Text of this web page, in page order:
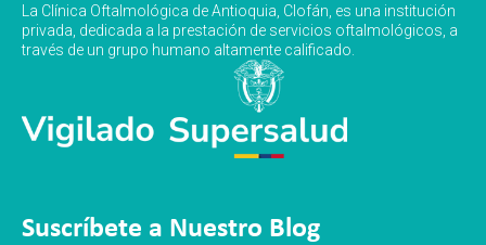
La Clínica Oftalmológica de Antioquia, Clofán, es una institución
privada, dedicada a la prestación de servicios oftalmológicos, a
través de un grupo humano altamente calificado.
Suscríbete a Nuestro Blog